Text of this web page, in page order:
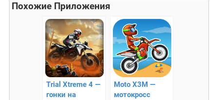
Похожие Приложения
Trial Xtreme 4 —
гонки на
Moto X3M —
мотокросс